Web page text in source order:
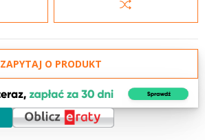
ZAPYTAJ O PRODUKT